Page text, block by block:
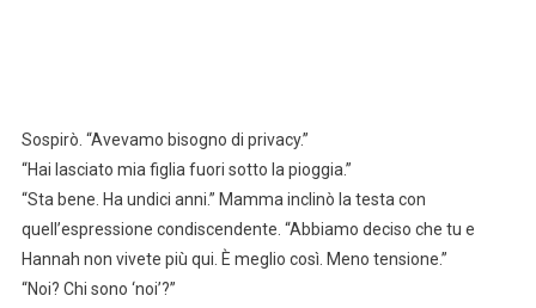
Sospirò. “Avevamo bisogno di privacy.”
“Hai lasciato mia figlia fuori sotto la pioggia.”
“Sta bene. Ha undici anni.” Mamma inclinò la testa con
quell’espressione condiscendente. “Abbiamo deciso che tu e
Hannah non vivete più qui. È meglio così. Meno tensione.”
“Noi? Chi sono ‘noi’?”